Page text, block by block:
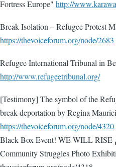
Fortress Europe" http://
Break Isolation – Refugee Protest
https://thevoiceforum.org/node/2683
Refugee International Tribunal in
http://www.refugeetribunal.org/
[Testimony] The symbol of the
break deportation by Regina
https://thevoiceforum.org/node/4320
Black Box Event! WE WILL RISE كُلّﻪ ما تَمامْ in Jena: Refugee
Community Struggles Photo